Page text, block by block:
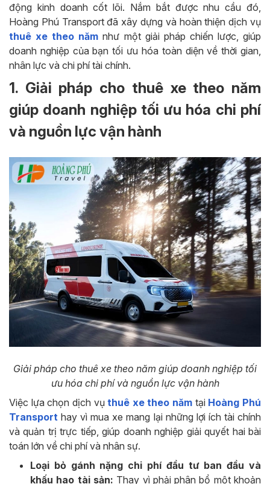
động kinh doanh cốt lõi. Nắm bắt được nhu cầu đó,
Hoàng Phú Transport đã xây dựng và hoàn thiện dịch vụ
thuê xe theo năm như một giải pháp chiến lược, giúp
doanh nghiệp của bạn tối ưu hóa toàn diện về thời gian,
nhân lực và chi phí tài chính.
1. Giải pháp cho thuê xe theo năm
giúp doanh nghiệp tối ưu hóa chi phí
và nguồn lực vận hành
Giải pháp cho thuê xe theo năm giúp doanh nghiệp tối
ưu hóa chi phí và nguồn lực vận hành
Việc lựa chọn dịch vụthuê xe theo năm tại Hoàng Phú
Transport hay vì mua xe mang lại những lợi ích tài chính
và quản trị trực tiếp, giúp doanh nghiệp giải quyết hai bài
toán lớn về chi phí và nhân sự.
Loại bỏ gánh nặng chi phí đầu tư ban đầu và
khấu hao tài sản: Thay vì phải phân bổ một khoản